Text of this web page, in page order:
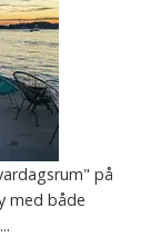
på
med både